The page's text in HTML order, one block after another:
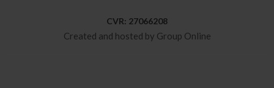
CVR: ​27066208
Created and hosted by Group Online